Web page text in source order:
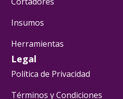
Insumos
Herramientas
Legal
Política de Privacidad
Términos y Condiciones